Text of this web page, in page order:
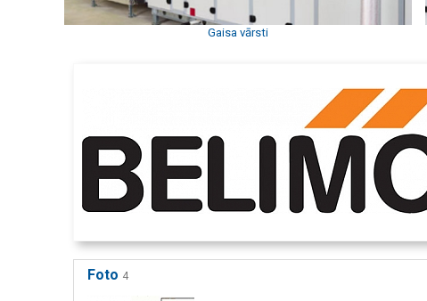
Gaisa vārsti
Foto 4